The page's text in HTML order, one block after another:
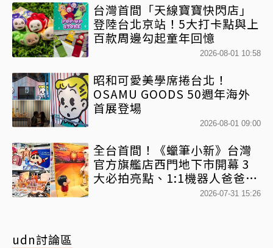
台灣首間「天線寶寶快閃店」
登陸台北京站！5大打卡點與上
百款周邊勾起童年回憶
2026-08-01 10:58
昭和可愛美學席捲台北！
OSAMU GOODS 50週年海外
首展登場
2026-08-01 09:00
全台首間！《蠟筆小新》台灣
官方旗艦店西門地下市開幕 3
大必拍亮點、1:1機器人爸爸、
百款日本直送周邊快搶2026-07-31 15:26
udn討論區